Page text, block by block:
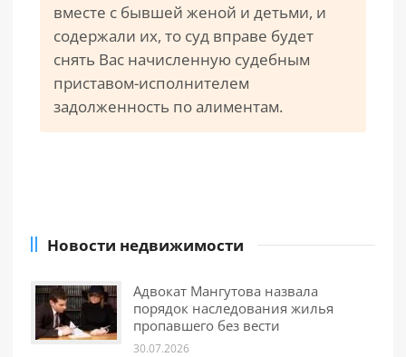
вместе с бывшей женой и детьми, и
содержали их, то суд вправе будет
снять Вас начисленную судебным
приставом-исполнителем
задолженность по алиментам.
Новости недвижимости
Адвокат Мангутова назвала
порядок наследования жилья
пропавшего без вести
30.07.2026